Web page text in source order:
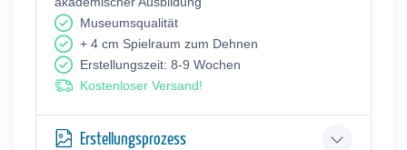
Museumsqualität
+ 4 cm Spielraum zum Dehnen
Erstellungszeit: 8-9 Wochen
Kostenloser Versand!
Erstellungsprozess